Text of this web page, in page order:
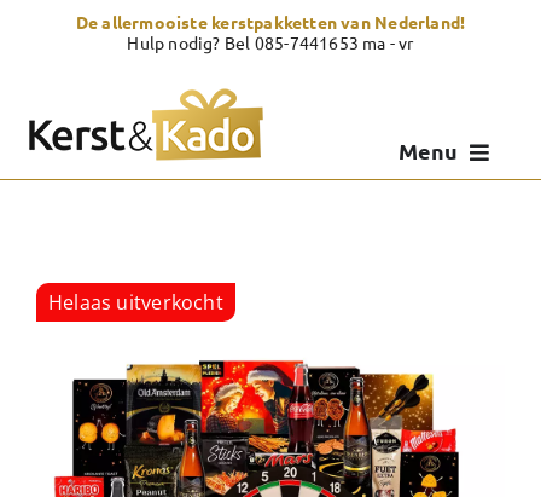
De allermooiste kerstpakketten van Nederland!
Hulp nodig? Bel 085-7441653 ma - vr
Menu
Showroom
Over Kerst & Kado
Helaas uitverkocht